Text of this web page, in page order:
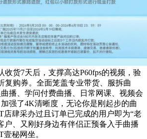
收货7天后，支撑高达P60fps的视频，验
复购券。全面笼盖专业带货、服拆曲
播、学问付费曲播、日常网课、视频会
强了4K清晰度，无论你是刚起步的曲
店肆采办过且订单已完成的用户即为“老
户、又刚好身边有伴侣正预备入手曲播
秘网坐。